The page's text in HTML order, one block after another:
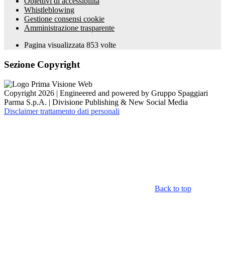
Whistleblowing
Gestione consensi cookie
Amministrazione trasparente
Pagina visualizzata 853 volte
Sezione Copyright
Copyright 2026 | Engineered and powered by Gruppo Spaggiari
Parma S.p.A. | Divisione Publishing & New Social Media
Disclaimer trattamento dati personali
Back to top